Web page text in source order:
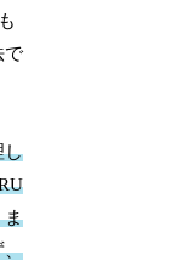
で
し
ま
、